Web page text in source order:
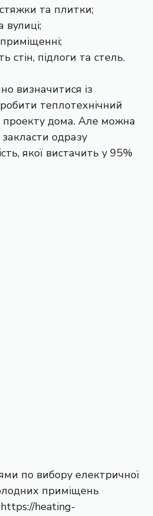
та плитки;
вулиці;
стін, підлоги та стель.
визначитися із
теплотехнічний
проекту дома. Але можна
одразу
якої вистачить у 95%
по вибору електричної
приміщень
https://heating-